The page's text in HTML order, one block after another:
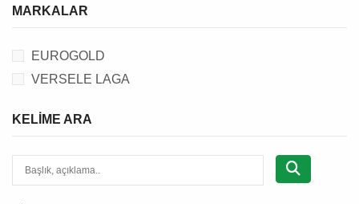
KUŞ TÜNEĞİ
KUŞ TASMASI
KUŞ YUVALIĞI & FOLLUĞU
MARKALAR
EUROGOLD
VERSELE LAGA
KELIME ARA